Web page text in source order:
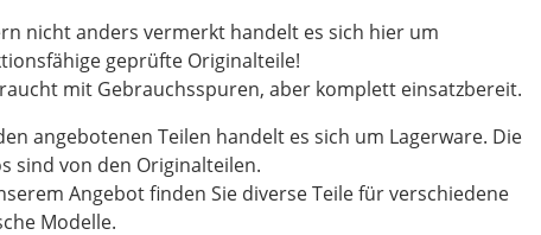
nicht anders vermerkt handelt es sich hier um
geprüfte Originalteile!
mit Gebrauchsspuren, aber komplett einsatzbereit.
angebotenen Teilen handelt es sich um Lagerware. Die
sind von den Originalteilen.
Angebot finden Sie diverse Teile für verschiedene
Modelle.